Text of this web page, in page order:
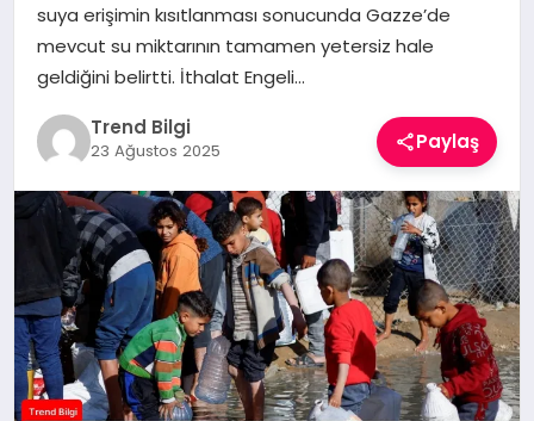
YAŞAM
suya erişimin kısıtlanması sonucunda Gazze’de
mevcut su miktarının tamamen yetersiz hale
geldiğini belirtti. İthalat Engeli…
Trend Bilgi
23 Ağustos 2025 Paylaş